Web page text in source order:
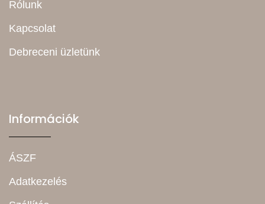
Rólunk
Kapcsolat
Debreceni üzletünk
Információk
ÁSZF
Adatkezelés